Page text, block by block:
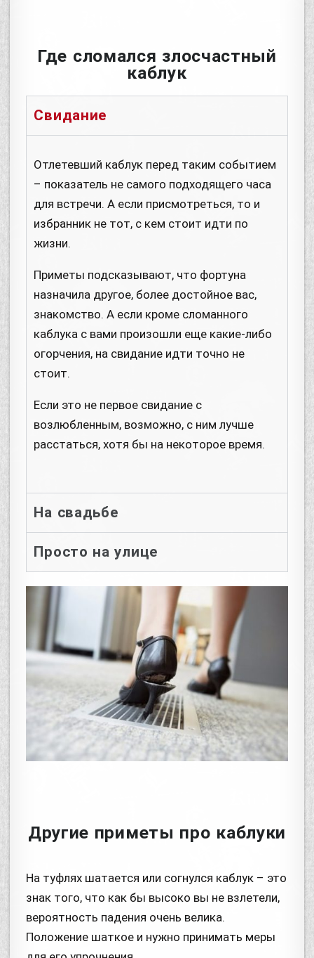
Где сломался злосчастный
каблук
Свидание
Отлетевший каблук перед таким событием
– показатель не самого подходящего часа
для встречи. А если присмотреться, то и
избранник не тот, с кем стоит идти по
жизни.
Приметы подсказывают, что фортуна
назначила другое, более достойное вас,
знакомство. А если кроме сломанного
каблука с вами произошли еще какие-либо
огорчения, на свидание идти точно не
стоит.
Если это не первое свидание с
возлюбленным, возможно, с ним лучше
расстаться, хотя бы на некоторое время.
На свадьбе
Просто на улице
Другие приметы про каблуки
На туфлях шатается или согнулся каблук – это
знак того, что как бы высоко вы не взлетели,
вероятность падения очень велика.
Положение шаткое и нужно принимать меры